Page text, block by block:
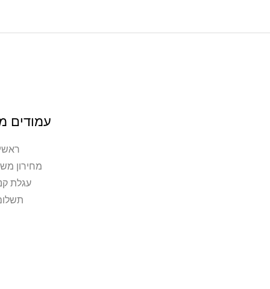
עמודים
ראשי
מחירון
עגלת